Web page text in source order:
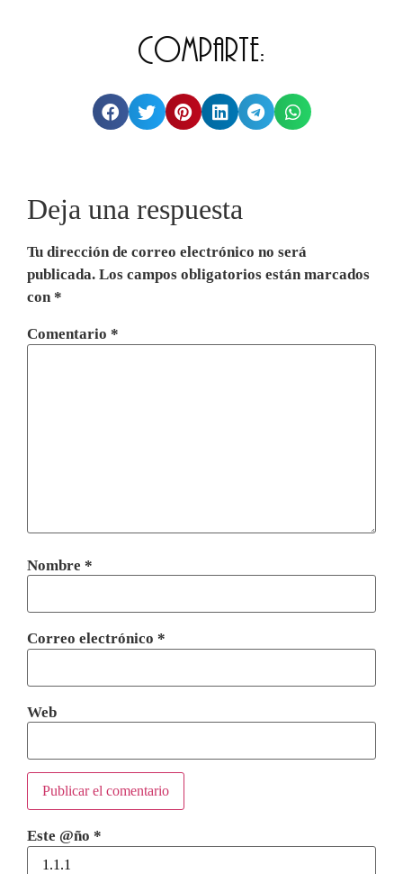
Comparte:
Deja una respuesta
Tu dirección de correo electrónico no será
publicada. Los campos obligatorios están marcados
con*
Comentario *
Nombre *
Correo electrónico *
Web
Este @ño *